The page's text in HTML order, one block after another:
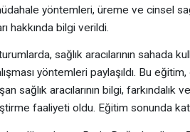
yöntemleri, üreme ve cinsel
hakkında bilgi verildi.
sağlık aracılarının sahada
yöntemleri paylaşıldı. Bu
sağlık aracılarının bilgi,
faaliyeti oldu. Eğitim sonunda